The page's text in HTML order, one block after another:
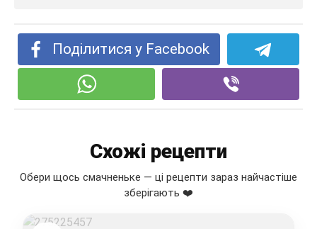
Поділитися у Facebook
Схожі рецепти
Обери щось смачненьке — ці рецепти зараз найчастіше
зберігають ❤️